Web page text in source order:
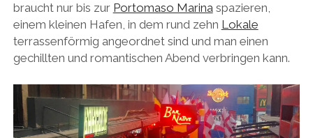
braucht nur bis zur Portomaso Marinaspazieren,
einem kleinen Hafen, in dem rund zehn Lokale
terrassenförmig angeordnet sind und man einen
gechillten und romantischen Abend verbringen kann.